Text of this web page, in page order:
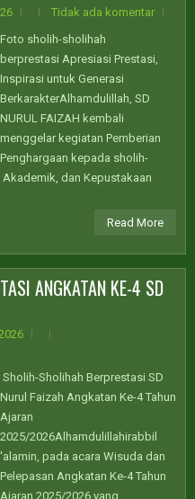
Tidak ada komentar
Foto sholih-sholihah
berprestasi Apresiasi Prestasi,
Inspirasi untuk Generasi
BerkarakterAlhamdulillah, SD
NURUL FAIZAH kembali
menggelar kegiatan Pemberian
Penghargaan kepada sholih-
dan Kepustakaan
Read More
ANGKATAN KE-4 SD
Sholih-Sholihah Berprestasi SD
Nurul Faizah Angkatan Ke-4 Tahun
Ajaran
2025/2026Alhamdulillahirabbil
'alamin, pada acara Wisuda dan
Pelepasan Angkatan Ke-4 Tahun
Ajaran 2025/2026 yang